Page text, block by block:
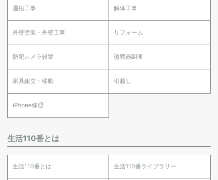
屋根工事 解体工事
外壁塗装・外壁工事 リフォーム
防犯カメラ設置 盗聴器調査
家具組立・移動 引越し
iPhone修理
生活110番とは
生活110番とは 生活110番ライブラリー